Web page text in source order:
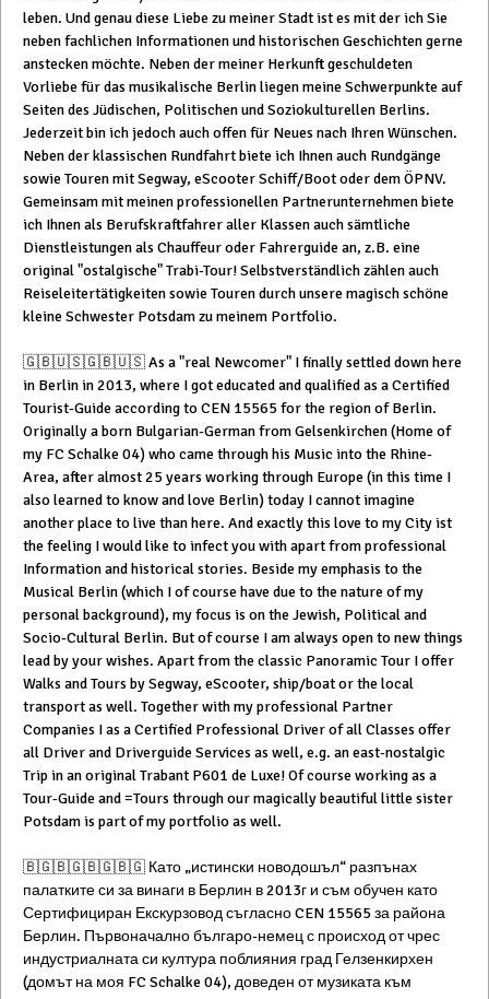
leben. Und genau diese Liebe zu meiner Stadt ist es mit der ich Sie
neben fachlichen Informationen und historischen Geschichten gerne
anstecken möchte. Neben der meiner Herkunft geschuldeten
Vorliebe für das musikalische Berlin liegen meine Schwerpunkte auf
Seiten des Jüdischen, Politischen und Soziokulturellen Berlins.
Jederzeit bin ich jedoch auch offen für Neues nach Ihren Wünschen.
Neben der klassischen Rundfahrt biete ich Ihnen auch Rundgänge
sowie Touren mit Segway, eScooter Schiff/Boot oder dem ÖPNV.
Gemeinsam mit meinen professionellen Partnerunternehmen biete
ich Ihnen als Berufskraftfahrer aller Klassen auch sämtliche
Dienstleistungen als Chauffeur oder Fahrerguide an, z.B. eine
original "ostalgische" Trabi-Tour! Selbstverständlich zählen auch
Reiseleitertätigkeiten sowie Touren durch unsere magisch schöne
kleine Schwester Potsdam zu meinem Portfolio.
🇬🇧🇺🇸🇬🇧🇺🇸 As a "real Newcomer" I finally settled down here
in Berlin in 2013, where I got educated and qualified as a Certified
Tourist-Guide according to CEN 15565 for the region of Berlin.
Originally a born Bulgarian-German from Gelsenkirchen (Home of
my FC Schalke 04) who came through his Music into the Rhine-
Area, after almost 25 years working through Europe (in this time I
also learned to know and love Berlin) today I cannot imagine
another place to live than here. And exactly this love to my City ist
the feeling I would like to infect you with apart from professional
Information and historical stories. Beside my emphasis to the
Musical Berlin (which I of course have due to the nature of my
personal background), my focus is on the Jewish, Political and
Socio-Cultural Berlin. But of course I am always open to new things
lead by your wishes. Apart from the classic Panoramic Tour I offer
Walks and Tours by Segway, eScooter, ship/boat or the local
transport as well. Together with my professional Partner
Companies I as a Certified Professional Driver of all Classes offer
all Driver and Driverguide Services as well, e.g. an east-nostalgic
Trip in an original Trabant P601 de Luxe! Of course working as a
Tour-Guide and =Tours through our magically beautiful little sister
Potsdam is part of my portfolio as well.
🇧🇬🇧🇬🇧🇬🇧🇬 Като „истински новодошъл“ разпънах
палатките си за винаги в Берлин в 2013г и съм обучен като
Сертифициран Екскурзовод съгласно CEN 15565 за района
Берлин. Първоначално българо-немец с происход от чрес
индустриалната си култура поблияния град Гелзенкирхен
(домът на моя FC Schalke 04), доведен от музиката към